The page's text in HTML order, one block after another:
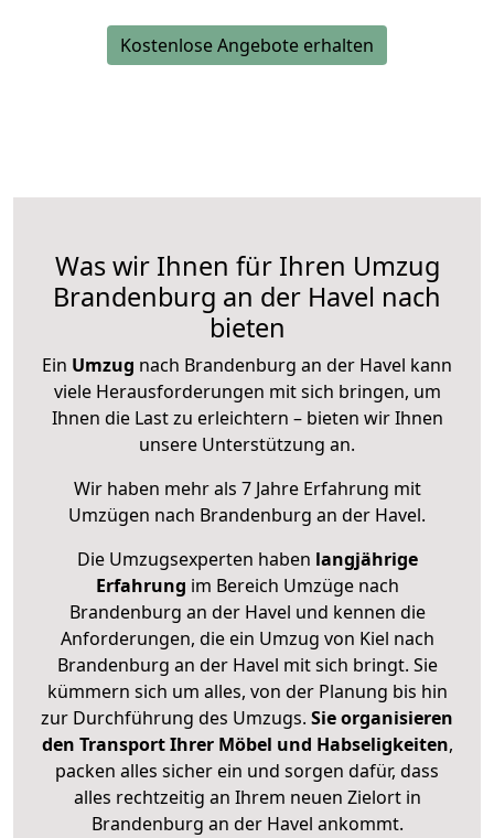
Kostenlose Angebote erhalten
Was wir Ihnen für Ihren Umzug
Brandenburg an der Havel nach
bieten
Ein Umzug nach Brandenburg an der Havel kann
viele Herausforderungen mit sich bringen, um
Ihnen die Last zu erleichtern – bieten wir Ihnen
unsere Unterstützung an.
Wir haben mehr als 7 Jahre Erfahrung mit
Umzügen nach Brandenburg an der Havel.
Die Umzugsexperten haben langjährige
Erfahrung im Bereich Umzüge nach
Brandenburg an der Havel und kennen die
Anforderungen, die ein Umzug von Kiel nach
Brandenburg an der Havel mit sich bringt. Sie
kümmern sich um alles, von der Planung bis hin
zur Durchführung des Umzugs. Sie organisieren
den Transport Ihrer Möbel und Habseligkeiten,
packen alles sicher ein und sorgen dafür, dass
alles rechtzeitig an Ihrem neuen Zielort in
Brandenburg an der Havel ankommt.